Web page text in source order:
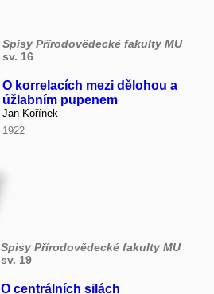
Spisy Přírodovědecké fakulty MU
sv. 16
O korrelacích mezi dělohou a
úžlabním pupenem
Jan Kořínek
1922
Spisy Přírodovědecké fakulty MU
sv. 19
O centrálních silách